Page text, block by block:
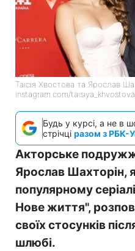
Таїсія Хвостова та Ярослав
instagram.com/
Будь у курсі, а не в
стрічці разом з РБК-
Акторське
Ярослав Шахторін,
популярному
Нове життя",
своїх стосунків
шлюбі.